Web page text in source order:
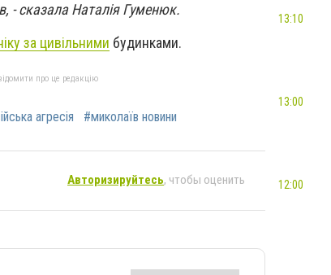
- сказала Наталія Гуменюк.
за цивільними будинками.
про це редакцію
агресія #миколаїв новини
Авторизируйтесь, чтобы оценить
13:10
13:00
12:00